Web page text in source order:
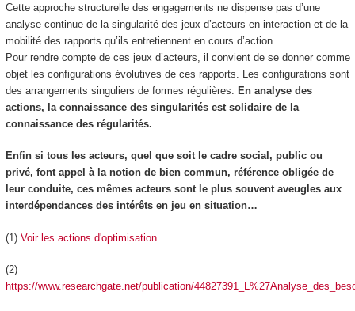
Cette approche structurelle des engagements ne dispense pas d’une
analyse continue de la singularité des jeux d’acteurs en interaction et de la
mobilité des rapports qu’ils entretiennent en cours d’action.
Pour rendre compte de ces jeux d’acteurs, il convient de se donner comme
objet les configurations évolutives de ces rapports. Les configurations sont
des arrangements singuliers de formes régulières.
En analyse des
actions, la connaissance des singularités est solidaire de la
connaissance des régularités.
Enfin si tous les acteurs, quel que soit le cadre social, public ou
privé, font appel à la notion de bien commun, référence obligée de
leur conduite, ces mêmes acteurs sont le plus souvent aveugles aux
interdépendances des intérêts en jeu en situation…
(1) Voir les actions d'optimisation
(2)
https://www.researchgate.net/publication/